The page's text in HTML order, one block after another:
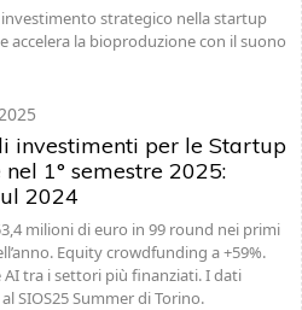
strategico nella startup
accelera la bioproduzione con il suono
investimenti per le Startup
1° semestre 2025:
2024
milioni di euro in 99 round nei primi
Equity crowdfunding a +59%.
AI tra i settori più finanziati. I dati
SIOS25 Summer di Torino.